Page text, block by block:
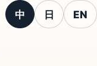
中 日 EN